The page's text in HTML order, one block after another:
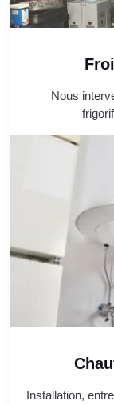
Nous
Installation,